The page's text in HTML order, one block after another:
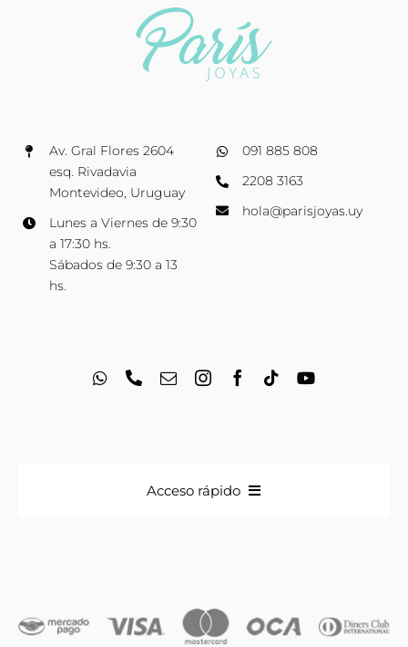
Av. Gral Flores 2604
esq. Rivadavia
Montevideo, Uruguay
Lunes a Viernes de 9:30
a 17:30 hs.
Sábados de 9:30 a 13
hs.
091 885 808
2208 3163
hola@parisjoyas.uy
Acceso rápido
Iniciales